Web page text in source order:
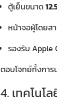
ตู้เย็นขนาด
หน้าจอผู้โดยส
รองรับ Apple
ตอบโจทย์ทั้งการ
4. เทคโนโ